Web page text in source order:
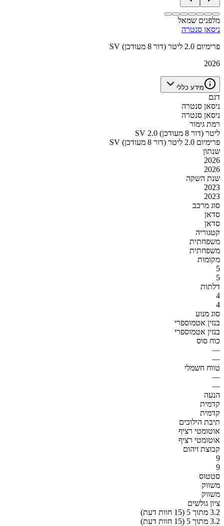
מלפנים שמאל
ניסאן סנטרה
SV פרימיום 2.0 ליטר (דור 8 מעודכן)
2026
מידע כללי
דגם
ניסאן סנטרה
ניסאן סנטרה
רמת גימור
SV 2.0 ליטר (דור 8 מעודכן)
SV פרימיום 2.0 ליטר (דור 8 מעודכן)
שנתון
2026
2026
שנת השקה
2023
2023
סוג מרכב
סדאן
סדאן
קטגוריה
משפחתית
משפחתית
מקומות
5
5
דלתות
4
4
סוג מנוע
בנזין אטמוספרי
בנזין אטמוספרי
כוח סוס
—
—
טווח חשמלי
—
—
הנעה
קדמית
קדמית
תיבת הילוכים
אוטומטי רציף
אוטומטי רציף
קבוצת זיהום
9
9
סטטוס
משווק
משווק
ציון גולשים
3.2 מתוך 5 (15 חוות דעת)
3.2 מתוך 5 (15 חוות דעת)